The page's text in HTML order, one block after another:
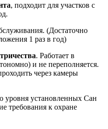
, подходит для участков с
(Достаточно
1 раз в год)
. Работает в
и не переполняется.
через камеры
уровня установленных Сан
требования к охране